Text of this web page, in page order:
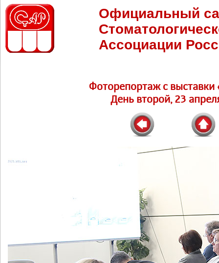
Официальный
Ассоциации
Фоторепортаж c выставки
День второй, 23